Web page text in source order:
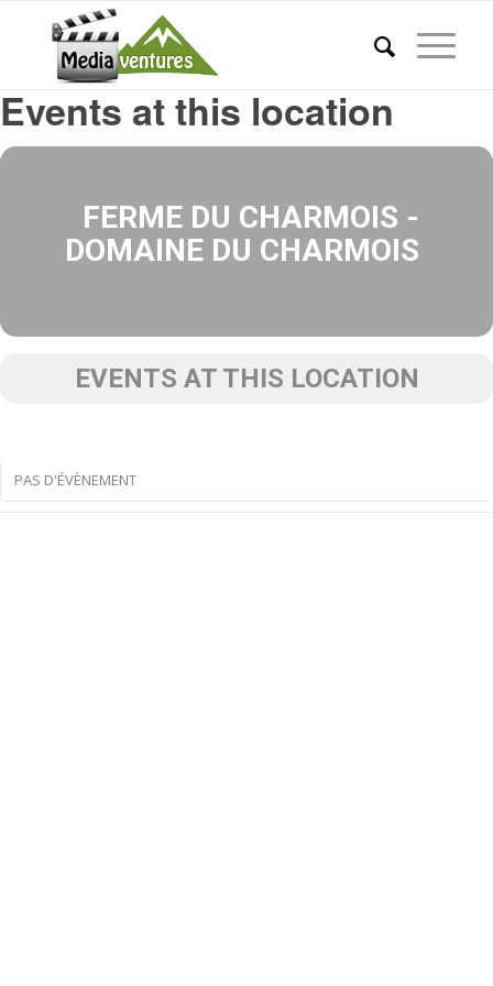
Events at this location
FERME DU CHARMOIS -
DOMAINE DU CHARMOIS
EVENTS AT THIS LOCATION
PAS D'ÉVÈNEMENT